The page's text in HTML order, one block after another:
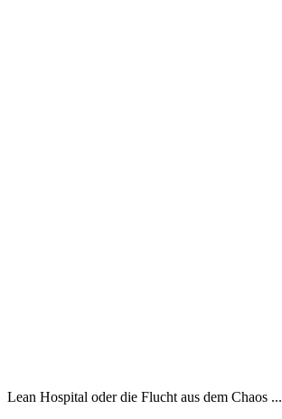
Lean Hospital oder die Flucht aus dem Chaos ...